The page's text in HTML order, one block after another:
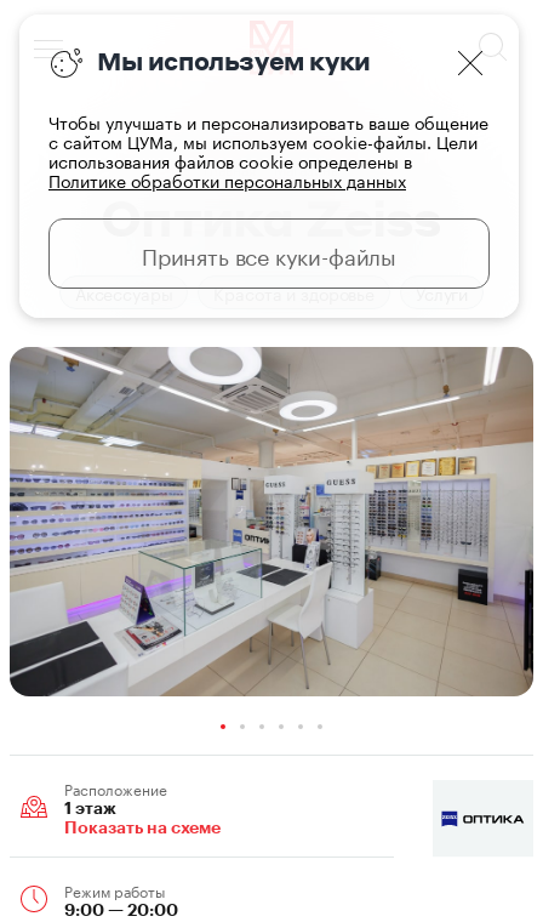
Главная Магазины
Оптика Zeiss
Аксессуары Красота и здоровье Услуги
Расположение
1 этаж
Показать на схеме
Режим работы
9:00 — 20:00
Мы используем куки
Чтобы улучшать и персонализировать ваше общение
с сайтом ЦУМа, мы используем cookie-файлы. Цели
использования файлов cookie определены в
Политике обработки персональных данных
Принять все куки-файлы